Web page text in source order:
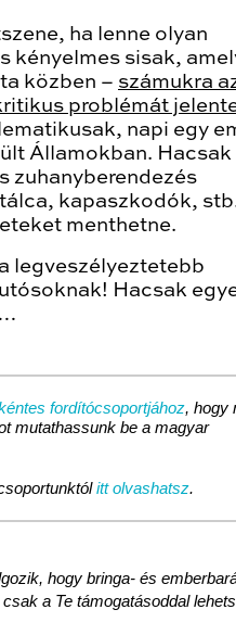
ha lenne olyan
kényelmes sisak,
közben – számukra
problémát
napi egy
Államokban. Hacsak
zuhanyberendezés
kapaszkodók,
menthetne.
legveszélyeztetebb
Hacsak
fordítócsoportjához, hogy
mutathassunk be a magyar
itt olvashatsz.
hogy bringa- és
a Te támogatásoddal